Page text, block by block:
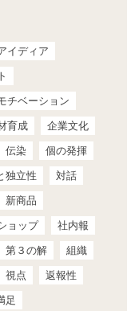
イディア
チベーション
育成
企業文化
伝染
個の発揮
独立性
対話
新商品
ョップ
社内報
第３の解
組織
視点
返報性
足